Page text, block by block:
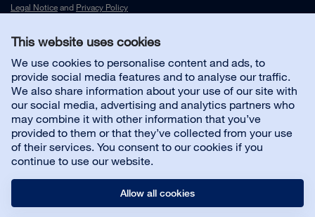
This website uses cookies
We use cookies to personalise content and ads, to
provide social media features and to analyse our traffic.
We also share information about your use of our site with
our social media, advertising and analytics partners who
may combine it with other information that you’ve
provided to them or that they’ve collected from your use
of their services. You consent to our cookies if you
continue to use our website.
Allow all cookies
Legal Noticeand Privacy Policy
Kontakta oss
Kundsupport
Om oss